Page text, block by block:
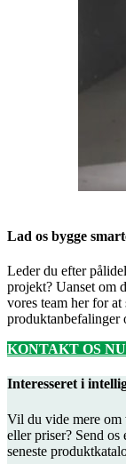
Lad os bygge
Leder du efter
projekt? Uanset om
vores team her for
produktanbefalinger
KONTAKT OS NU
Interesseret i
Vil du vide mere om
eller priser? Send os
seneste